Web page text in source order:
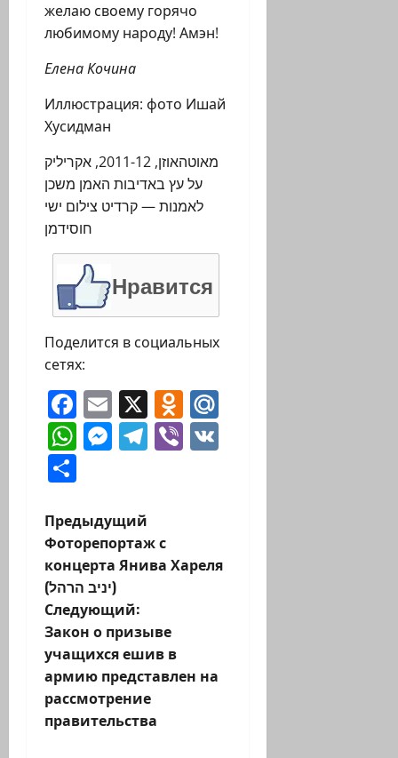
желаю своему горячо
любимому народу! Амэн!
Елена Кочина
Иллюстрация: фото Ишай
Хусидман
מאוטהאוזן, 2011-12, אקריליק
על עץ באדיבות האמן משכן
לאמנות — קרדיט צילום ישי
חוסידמן
Нравится
Поделится в социальных
сетях:
Facebook
Email
X Odnoklassniki
WhatsApp
Messenger
Telegram
Viber
Н
а
в
и
г
а
Предыдущий
Фоторепортаж с
концерта Янива Хареля
(יניב הרהל)
Следующий:
Закон о призыве
учащихся ешив в
армию представлен на
рассмотрение
правительства